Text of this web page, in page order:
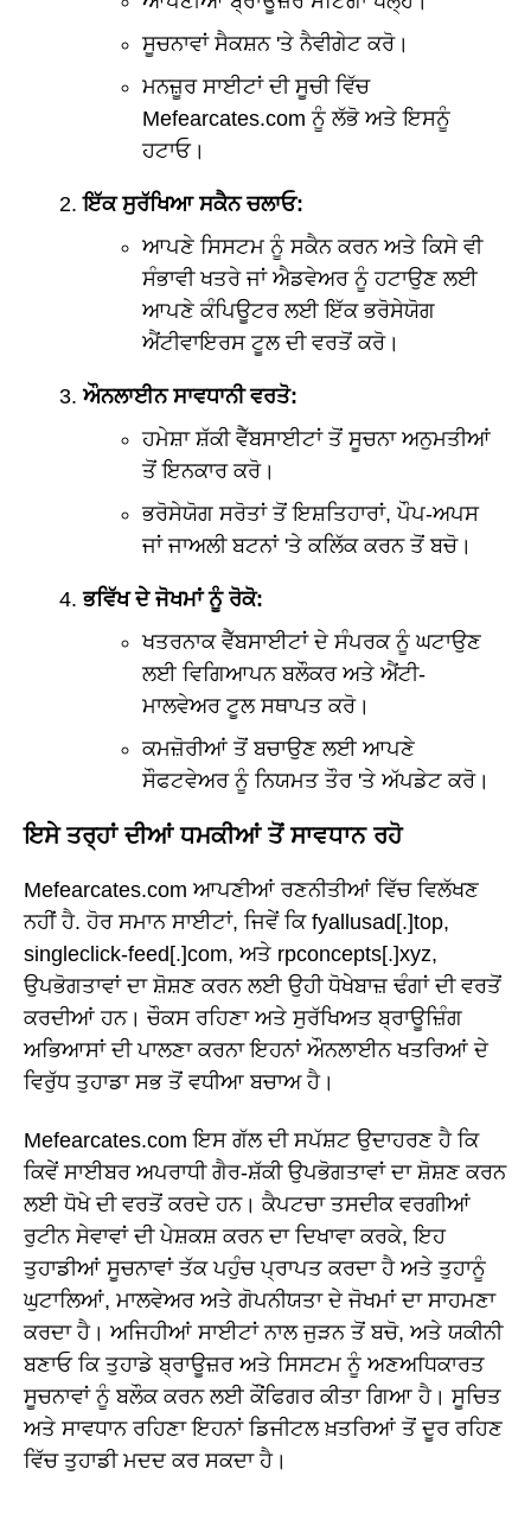
ਸੂਚਨਾਵਾਂ ਸੈਕਸ਼ਨ 'ਤੇ ਨੈਵੀਗੇਟ ਕਰੋ।
ਮਨਜ਼ੂਰ ਸਾਈਟਾਂ ਦੀ ਸੂਚੀ ਵਿੱਚ
Mefearcates.com ਨੂੰ ਲੱਭੋ ਅਤੇ ਇਸਨੂੰ
ਹਟਾਓ।
ਇੱਕ ਸੁਰੱਖਿਆ ਸਕੈਨ ਚਲਾਓ:
ਆਪਣੇ ਸਿਸਟਮ ਨੂੰ ਸਕੈਨ ਕਰਨ ਅਤੇ ਕਿਸੇ ਵੀ
ਸੰਭਾਵੀ ਖਤਰੇ ਜਾਂ ਐਡਵੇਅਰ ਨੂੰ ਹਟਾਉਣ ਲਈ
ਆਪਣੇ ਕੰਪਿਊਟਰ ਲਈ ਇੱਕ ਭਰੋਸੇਯੋਗ
ਐਂਟੀਵਾਇਰਸ ਟੂਲ ਦੀ ਵਰਤੋਂ ਕਰੋ।
ਔਨਲਾਈਨ ਸਾਵਧਾਨੀ ਵਰਤੋ:
ਹਮੇਸ਼ਾ ਸ਼ੱਕੀ ਵੈੱਬਸਾਈਟਾਂ ਤੋਂ ਸੂਚਨਾ ਅਨੁਮਤੀਆਂ
ਤੋਂ ਇਨਕਾਰ ਕਰੋ।
ਭਰੋਸੇਯੋਗ ਸਰੋਤਾਂ ਤੋਂ ਇਸ਼ਤਿਹਾਰਾਂ, ਪੌਪ-ਅਪਸ
ਜਾਂ ਜਾਅਲੀ ਬਟਨਾਂ 'ਤੇ ਕਲਿੱਕ ਕਰਨ ਤੋਂ ਬਚੋ।
ਭਵਿੱਖ ਦੇ ਜੋਖਮਾਂ ਨੂੰ ਰੋਕੋ:
ਖਤਰਨਾਕ ਵੈੱਬਸਾਈਟਾਂ ਦੇ ਸੰਪਰਕ ਨੂੰ ਘਟਾਉਣ
ਲਈ ਵਿਗਿਆਪਨ ਬਲੌਕਰ ਅਤੇ ਐਂਟੀ-
ਮਾਲਵੇਅਰ ਟੂਲ ਸਥਾਪਤ ਕਰੋ।
ਕਮਜ਼ੋਰੀਆਂ ਤੋਂ ਬਚਾਉਣ ਲਈ ਆਪਣੇ
ਸੌਫਟਵੇਅਰ ਨੂੰ ਨਿਯਮਤ ਤੌਰ 'ਤੇ ਅੱਪਡੇਟ ਕਰੋ।
ਇਸੇ ਤਰ੍ਹਾਂ ਦੀਆਂ ਧਮਕੀਆਂ ਤੋਂ ਸਾਵਧਾਨ ਰਹੋ
Mefearcates.com ਆਪਣੀਆਂ ਰਣਨੀਤੀਆਂ ਵਿੱਚ ਵਿਲੱਖਣ
ਨਹੀਂ ਹੈ. ਹੋਰ ਸਮਾਨ ਸਾਈਟਾਂ, ਜਿਵੇਂ ਕਿ fyallusad[.]top,
singleclick-feed[.]com, ਅਤੇ rpconcepts[.]xyz,
ਉਪਭੋਗਤਾਵਾਂ ਦਾ ਸ਼ੋਸ਼ਣ ਕਰਨ ਲਈ ਉਹੀ ਧੋਖੇਬਾਜ਼ ਢੰਗਾਂ ਦੀ ਵਰਤੋਂ
ਕਰਦੀਆਂ ਹਨ। ਚੌਕਸ ਰਹਿਣਾ ਅਤੇ ਸੁਰੱਖਿਅਤ ਬ੍ਰਾਊਜ਼ਿੰਗ
ਅਭਿਆਸਾਂ ਦੀ ਪਾਲਣਾ ਕਰਨਾ ਇਹਨਾਂ ਔਨਲਾਈਨ ਖਤਰਿਆਂ ਦੇ
ਵਿਰੁੱਧ ਤੁਹਾਡਾ ਸਭ ਤੋਂ ਵਧੀਆ ਬਚਾਅ ਹੈ।
Mefearcates.com ਇਸ ਗੱਲ ਦੀ ਸਪੱਸ਼ਟ ਉਦਾਹਰਣ ਹੈ ਕਿ
ਕਿਵੇਂ ਸਾਈਬਰ ਅਪਰਾਧੀ ਗੈਰ-ਸ਼ੱਕੀ ਉਪਭੋਗਤਾਵਾਂ ਦਾ ਸ਼ੋਸ਼ਣ ਕਰਨ
ਲਈ ਧੋਖੇ ਦੀ ਵਰਤੋਂ ਕਰਦੇ ਹਨ। ਕੈਪਟਚਾ ਤਸਦੀਕ ਵਰਗੀਆਂ
ਰੁਟੀਨ ਸੇਵਾਵਾਂ ਦੀ ਪੇਸ਼ਕਸ਼ ਕਰਨ ਦਾ ਦਿਖਾਵਾ ਕਰਕੇ, ਇਹ
ਤੁਹਾਡੀਆਂ ਸੂਚਨਾਵਾਂ ਤੱਕ ਪਹੁੰਚ ਪ੍ਰਾਪਤ ਕਰਦਾ ਹੈ ਅਤੇ ਤੁਹਾਨੂੰ
ਘੁਟਾਲਿਆਂ, ਮਾਲਵੇਅਰ ਅਤੇ ਗੋਪਨੀਯਤਾ ਦੇ ਜੋਖਮਾਂ ਦਾ ਸਾਹਮਣਾ
ਕਰਦਾ ਹੈ। ਅਜਿਹੀਆਂ ਸਾਈਟਾਂ ਨਾਲ ਜੁੜਨ ਤੋਂ ਬਚੋ, ਅਤੇ ਯਕੀਨੀ
ਬਣਾਓ ਕਿ ਤੁਹਾਡੇ ਬ੍ਰਾਊਜ਼ਰ ਅਤੇ ਸਿਸਟਮ ਨੂੰ ਅਣਅਧਿਕਾਰਤ
ਸੂਚਨਾਵਾਂ ਨੂੰ ਬਲੌਕ ਕਰਨ ਲਈ ਕੌਂਫਿਗਰ ਕੀਤਾ ਗਿਆ ਹੈ। ਸੂਚਿਤ
ਅਤੇ ਸਾਵਧਾਨ ਰਹਿਣਾ ਇਹਨਾਂ ਡਿਜੀਟਲ ਖ਼ਤਰਿਆਂ ਤੋਂ ਦੂਰ ਰਹਿਣ
ਵਿੱਚ ਤੁਹਾਡੀ ਮਦਦ ਕਰ ਸਕਦਾ ਹੈ।